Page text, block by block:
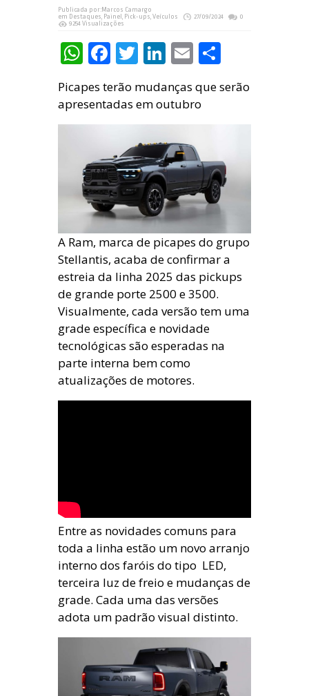
Publicada por: Marcos Camargo
em Destaques, Painel , Pick-ups, Veículos 27/09/2024
0
9254 Visualizações
WhatsApp
Facebook
Twitter
LinkedIn
Email
Picapes terão mudanças que serão
apresentadas em outubro
A Ram, marca de picapes do grupo
Stellantis, acaba de confirmar a
estreia da linha 2025 das pickups
de grande porte 2500 e 3500.
Visualmente, cada versão tem uma
grade específica e novidade
tecnológicas são esperadas na
parte interna bem como
atualizações de motores.
Entre as novidades comuns para
toda a linha estão um novo arranjo
interno dos faróis do tipo LED,
terceira luz de freio e mudanças de
grade. Cada uma das versões
adota um padrão visual distinto.